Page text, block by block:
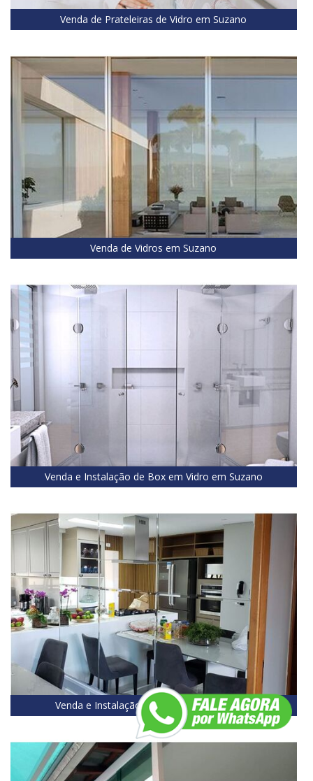
Venda de Prateleiras de Vidro em Suzano
Venda de Vidros em Suzano
Venda e Instalação de Box em Vidro em Suzano
Venda e Instalação de Espelhos em Suzano